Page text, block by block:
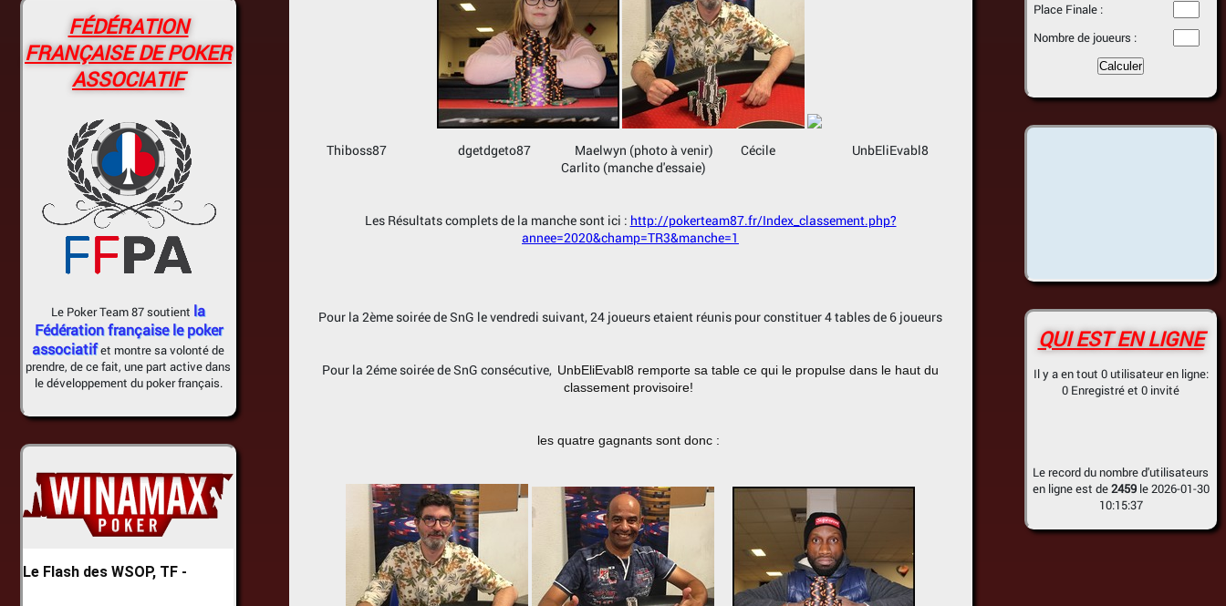
FÉDÉRATION
FRANÇAISE DE POKER
ASSOCIATIF
Le Poker Team 87 soutient la
Fédération française le poker
associatifet montre sa volonté de
prendre, de ce fait, une part active dans
le développement du poker français.
Le Flash des WSOP, TF -
Thiboss87 dgetdgeto87 Maelwyn (photo à venir) Cécile UnbEliEvabl8
Carlito (manche d'essaie)
Les Résultats complets de la manche sont ici : http://pokerteam87.fr/Index_classement.php?
annee=2020&champ=TR3&manche=1
Pour la 2ème soirée de SnG le vendredi suivant, 24 joueurs etaient réunis pour constituer 4 tables de 6 joueurs
Pour la 2éme soirée de SnG consécutive, UnbEliEvabl8 remporte sa table ce qui le propulse dans le haut du
classement provisoire!
les quatre gagnants sont donc :
Place Finale :
Nombre de joueurs :
QUI EST EN LIGNE
Il y a en tout 0 utilisateur en ligne:
0 Enregistré et 0 invité
Le record du nombre d'utilisateurs
en ligne est de2459le 2026-01-30
10:15:37